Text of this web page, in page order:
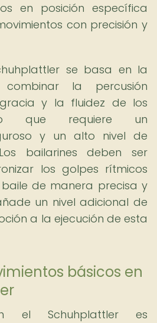
en posición específica
con precisión y
se basa en la
la percusión
y la fluidez de los
lo que requiere un
y un alto nivel de
bailarines deben ser
los golpes rítmicos
de manera precisa y
un nivel adicional de
a la ejecución de esta
básicos en
el Schuhplattler es